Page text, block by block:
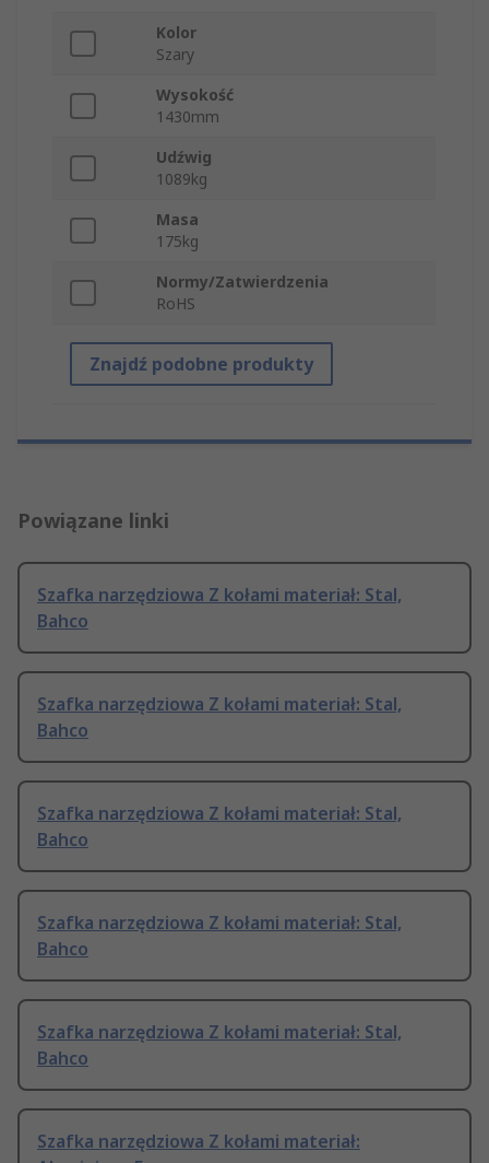
Kolor
Szary
Wysokość
1430mm
Udźwig
1089kg
Masa
175kg
Normy/Zatwierdzenia
RoHS
Znajdź podobne produkty
Powiązane linki
Szafka narzędziowa Z kołami materiał: Stal,
Bahco
Szafka narzędziowa Z kołami materiał: Stal,
Bahco
Szafka narzędziowa Z kołami materiał: Stal,
Bahco
Szafka narzędziowa Z kołami materiał: Stal,
Bahco
Szafka narzędziowa Z kołami materiał: Stal,
Bahco
Szafka narzędziowa Z kołami materiał: